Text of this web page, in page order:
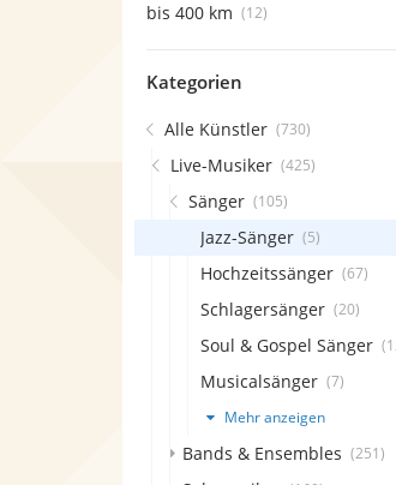
bis 400 km (12)
Kategorien
Alle Künstler (730)
Live-Musiker (425)
Sänger (105)
Jazz-Sänger (5)
Hochzeitssänger (67)
Schlagersänger (20)
Soul & Gospel Sänger
Musicalsänger (7)
Mehr anzeigen
Bands & Ensembles (251)